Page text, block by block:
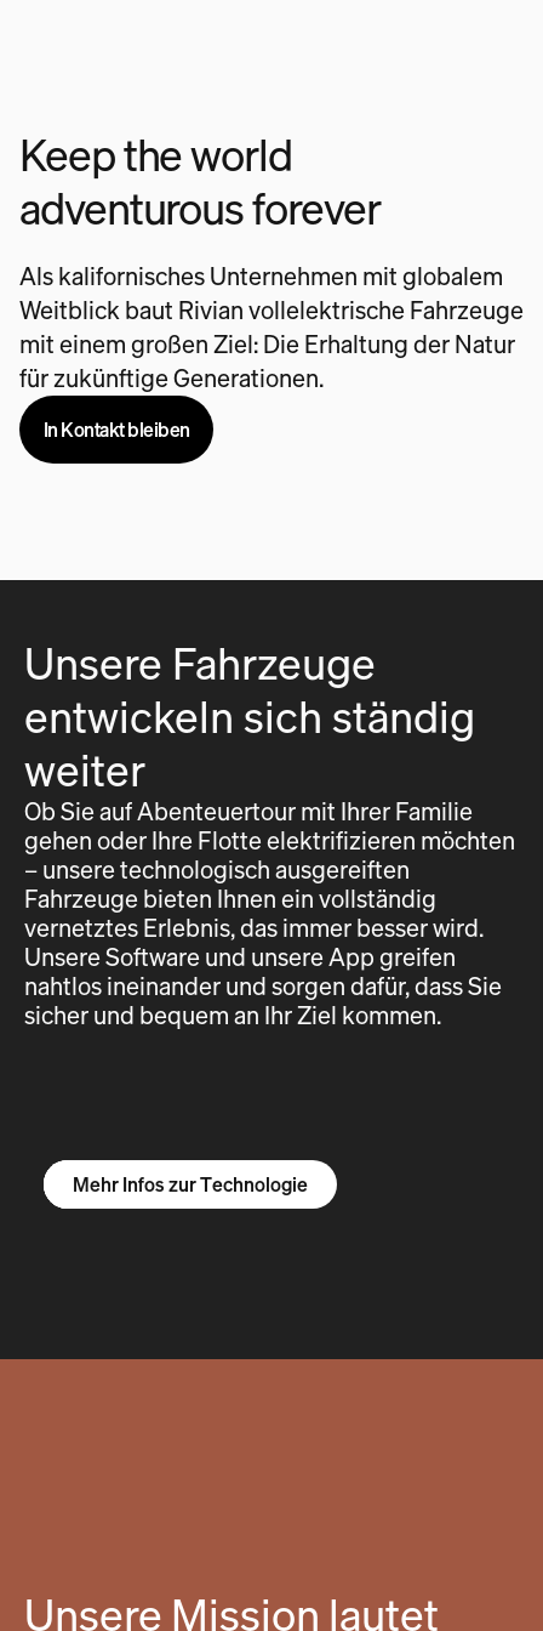
Keep the world
adventurous forever
Als kalifornisches Unternehmen mit globalem
Weitblick baut Rivian vollelektrische Fahrzeuge
mit einem großen Ziel: Die Erhaltung der Natur
für zukünftige Generationen.
In Kontakt bleiben
Unsere Fahrzeuge
entwickeln sich ständig
weiter
Ob Sie auf Abenteuertour mit Ihrer Familie
gehen oder Ihre Flotte elektrifizieren möchten
– unsere technologisch ausgereiften
Fahrzeuge bieten Ihnen ein vollständig
vernetztes Erlebnis, das immer besser wird.
Unsere Software und unsere App greifen
nahtlos ineinander und sorgen dafür, dass Sie
sicher und bequem an Ihr Ziel kommen.
Mehr Infos zum R1S
Mehr Infos zum R1T
Mehr Infos zu Vans
Mehr Infos zur Technologie
Unsere Mission lautet